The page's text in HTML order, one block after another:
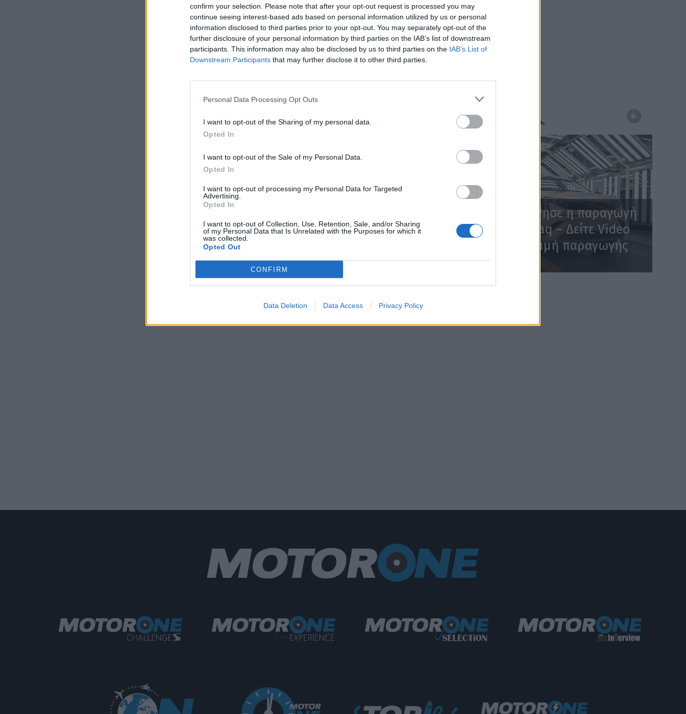
confirm your selection. Please note that after your opt-out request is processed you may
continue seeing interest-based ads based on personal information utilized by us or personal
information disclosed to third parties prior to your opt-out. You may separately opt-out of the
further disclosure of your personal information by third parties on the IAB’s list of downstream
participants. This information may also be disclosed by us to third parties on the IAB’s List of
Downstream Participants that may further disclose it to other third parties.
Personal Data Processing Opt Outs
I want to opt-out of the Sharing of my personal data.
Opted In
I want to opt-out of the Sale of my Personal Data.
Opted In
I want to opt-out of processing my Personal Data for Targeted
Advertising.
Opted In
I want to opt-out of Collection, Use, Retention, Sale, and/or Sharing
of my Personal Data that Is Unrelated with the Purposes for which it
was collected.
Opted Out
CONFIRM
Data Deletion Data Access Privacy Policy
WEBTV
Skoda: Ξεκίνησε η παραγωγή
του νέου Peaq – Δείτε Video
από τη γραμμή παραγωγής
WEB TV